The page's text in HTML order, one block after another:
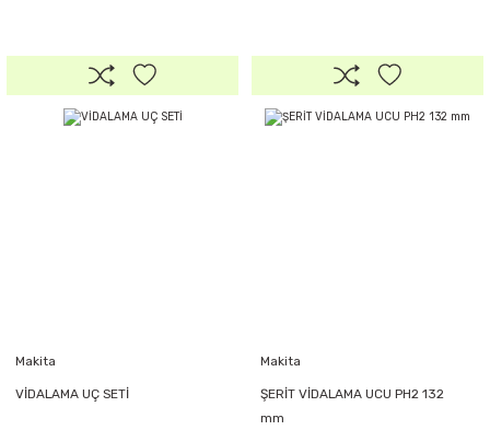
Makita
VİDALAMA UÇ SETİ
Makita
ŞERİT VİDALAMA UCU PH2 132
mm